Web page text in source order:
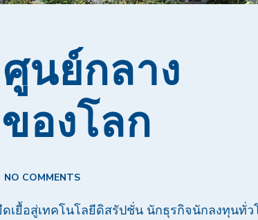
นย์กลาง
องโลก
NO COMMENTS
เยื้อสู่เทคโนโลยีดิสรัปชั่น นักธุรกิจนักลงทุนทั่ว